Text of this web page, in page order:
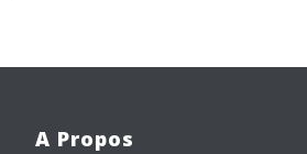
A Propos